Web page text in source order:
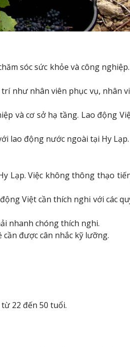
sóc sức khỏe và công
như nhân viên phục vụ, nhân
và cơ sở hạ tầng. Lao động
lao động nước ngoài tại Hy Lạp.
Lạp. Việc không thông thạo
Việt cần thích nghi với các
nhanh chóng thích nghi.
được cân nhắc kỹ lưỡng.
22 đến 50 tuổi.